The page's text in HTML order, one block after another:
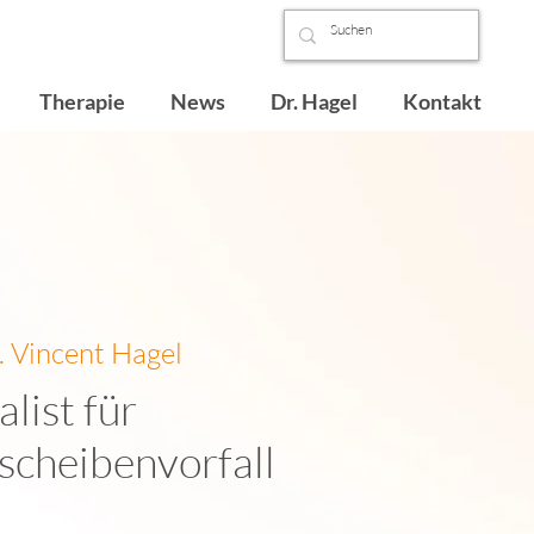
Therapie News Dr. Hagel Kontakt
Vincent Hagel
für